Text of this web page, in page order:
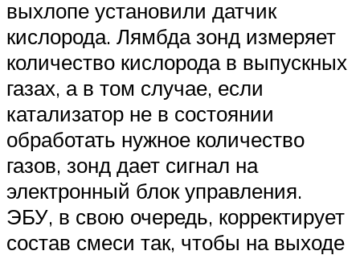
выхлопе установили датчик
кислорода. Лямбда зонд измеряет
количество кислорода в выпускных
газах, а в том случае, если
катализатор не в состоянии
обработать нужное количество
газов, зонд дает сигнал на
электронный блок управления.
ЭБУ, в свою очередь, корректирует
состав смеси так, чтобы на выходе